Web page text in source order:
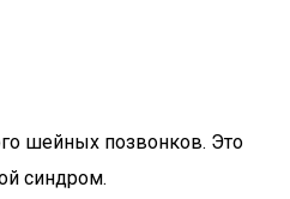
шейных позвонков. Это
синдром.